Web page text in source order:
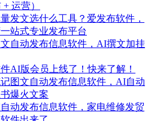
运营）
发文选什么工具？爱发布软件，
站式专业发布平台
自动发布信息软件，AI撰文加挂
AI版会员上线了！快来了解！
图文自动发布信息软件，AI自动
爆火文案
动发布信息软件，家电维修发贸